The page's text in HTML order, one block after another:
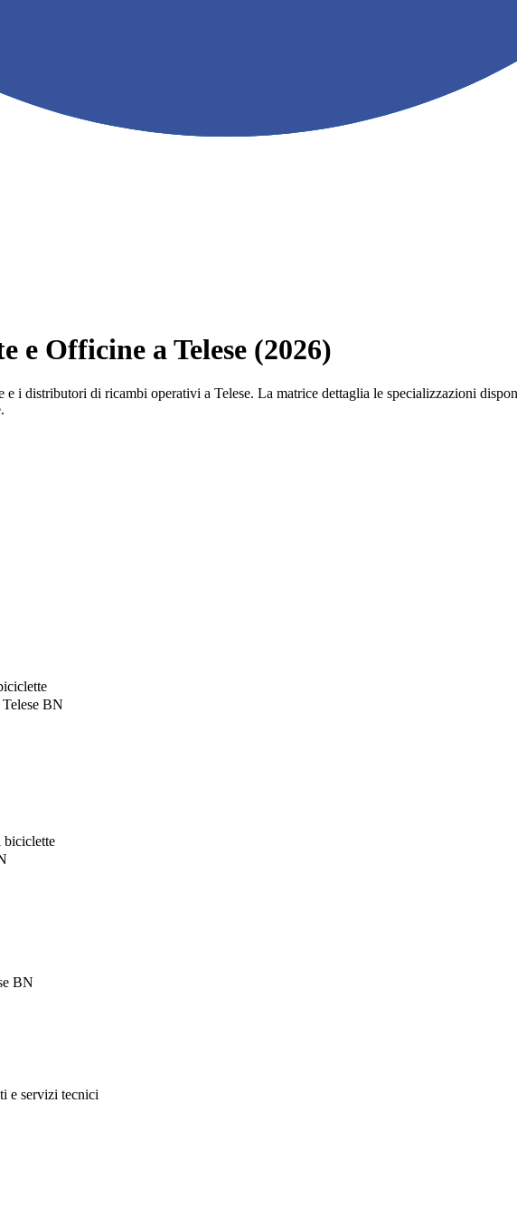
Officine a Telese (2026)
e i distributori di ricambi operativi a Telese. La matrice dettaglia le specializzazioni
BN
biciclette
BN
e servizi tecnici